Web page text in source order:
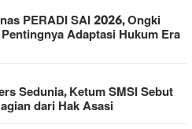
PERADI SAI 2026, Ongki
Adaptasi Hukum Era
Sedunia, Ketum SMSI Sebut
dari Hak Asasi